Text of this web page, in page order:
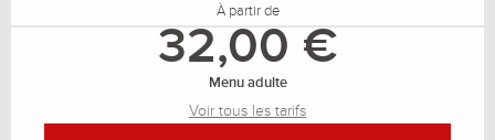
À partir de
32,00 €
Menu adulte
Voir tous les tarifs